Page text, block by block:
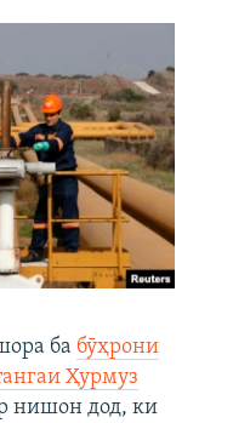
ба бӯҳрони
Ҳурмуз
нишон дод, ки